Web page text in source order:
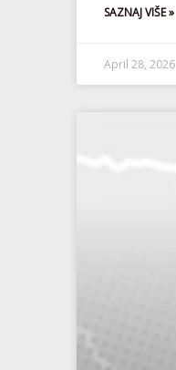
SAZNAJ VIŠE »
April 28, 2026